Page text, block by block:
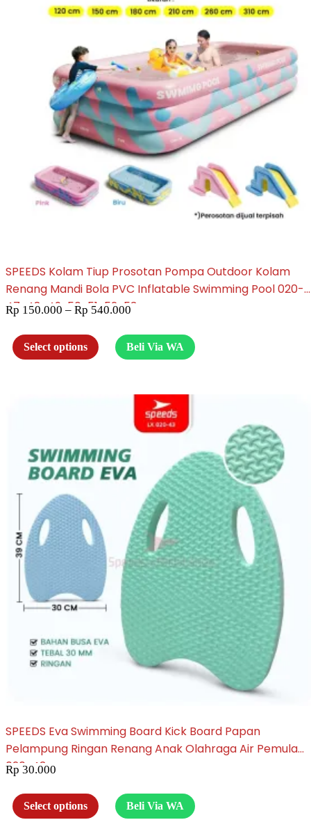
SPEEDS Kolam Tiup Prosotan Pompa Outdoor Kolam
Renang Mandi Bola PVC Inflatable Swimming Pool 020-
47-48-49-50-51-52-53
Rp 150.000 – Rp 540.000
Select options Beli Via WA
SPEEDS Eva Swimming Board Kick Board Papan
Pelampung Ringan Renang Anak Olahraga Air Pemula
020-43
Rp 30.000
Select options Beli Via WA